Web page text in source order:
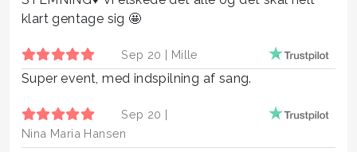
klart gentage sig 🤩
Sep 20 | Mille
Super event, med indspilning af sang.
Sep 20 |
Nina Maria Hansen